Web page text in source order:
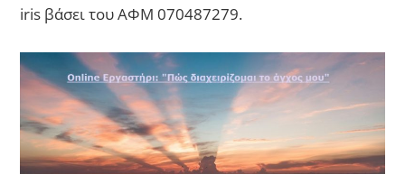
iris βάσει του ΑΦΜ 070487279.